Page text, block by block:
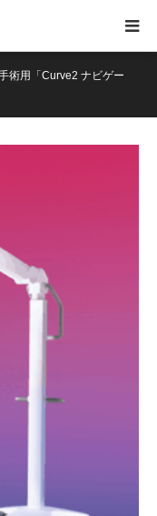
術用「Curve2 ナビゲー